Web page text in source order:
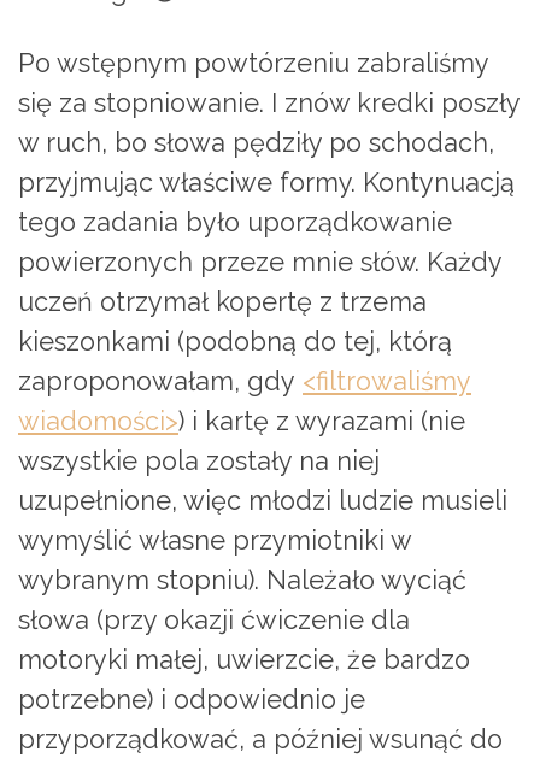
Po wstępnym powtórzeniu zabraliśmy
się za stopniowanie. I znów kredki poszły
w ruch, bo słowa pędziły po schodach,
przyjmując właściwe formy. Kontynuacją
tego zadania było uporządkowanie
powierzonych przeze mnie słów. Każdy
uczeń otrzymał kopertę z trzema
kieszonkami (podobną do tej, którą
zaproponowałam, gdy <filtrowaliśmy
wiadomości>) i kartę z wyrazami (nie
wszystkie pola zostały na niej
uzupełnione, więc młodzi ludzie musieli
wymyślić własne przymiotniki w
wybranym stopniu). Należało wyciąć
słowa (przy okazji ćwiczenie dla
motoryki małej, uwierzcie, że bardzo
potrzebne) i odpowiednio je
przyporządkować, a później wsunąć do